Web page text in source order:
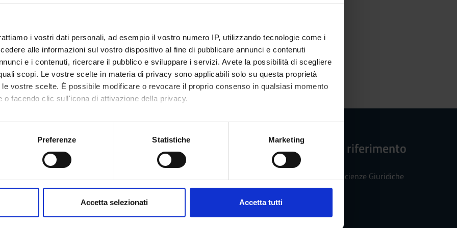
i vostri dati personali, ad esempio il vostro numero IP, utilizzando tecnologie come i
alle informazioni sul vostro dispositivo al fine di pubblicare annunci e contenuti
e i contenuti, ricercare il pubblico e sviluppare i servizi. Avete la possibilità di scegliere
scopi. Le vostre scelte in materia di privacy sono applicabili solo su questa proprietà
vostre scelte. È possibile modificare o revocare il proprio consenso in qualsiasi momento
o facendo clic sull'icona di attivazione della privacy.
anche:
sulla tua posizione geografica, con un'approssimazione di qualche metro,
in qualsiasi momento dalla Dichiarazione sui cookie.
Preferenze Statistiche Marketing
Accetta selezionati Accetta tutti
modalità sincrona; lezioni registrate e collocate in piattaforma MOODLE del corso
Servizi e Faq
Studenti
Laureati
Strutture di riferimento
Dipartimento di Scienze Giuridiche